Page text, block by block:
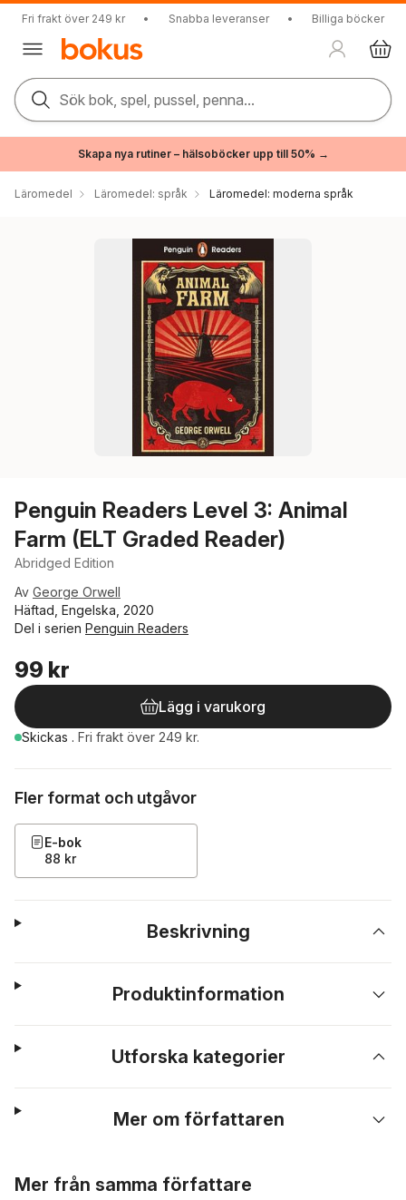
Fri frakt över 249 kr • Snabba leveranser • Billiga böcker
Sök bok, spel, pussel, penna...
Skapa nya rutiner – hälsoböcker upp till 50% →
Läromedel Läromedel: språk Läromedel: moderna språk
Penguin Readers Level 3: Animal
Farm (ELT Graded Reader)
Abridged Edition
Av George Orwell
Häftad, Engelska, 2020
Del i serien Penguin Readers
99 kr
Lägg i varukorg
Skickas . Fri frakt över 249 kr.
Fler format och utgåvor
E-bok
88 kr
Beskrivning
Produktinformation
Utforska kategorier
Mer om författaren
Mer från samma författare